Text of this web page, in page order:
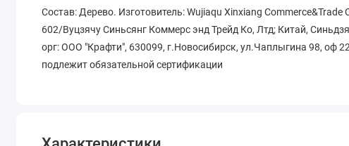
Состав: Дерево. Изготовитель: Wujiaqu Xinxiang
602/Вуцзячу Синьсянг Коммерс энд Трейд Ко, Лтд; Китай,
орг: ООО "Крафти", 630099, г.Новосибирск, ул.Чаплыгина 98, оф
подлежит обязательной сертификации